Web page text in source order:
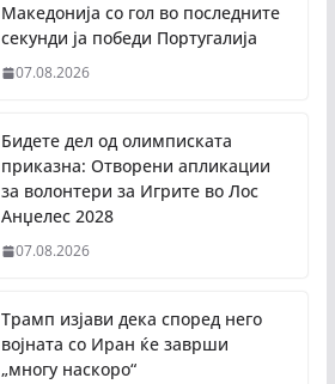
Македонија со гол во последните
секунди ја победи Португалија
07.08.2026
Бидете дел од олимписката
приказна: Отворени апликации
за волонтери за Игрите во Лос
Анџелес 2028
07.08.2026
Трамп изјави дека според него
војната со Иран ќе заврши
„многу наскоро“